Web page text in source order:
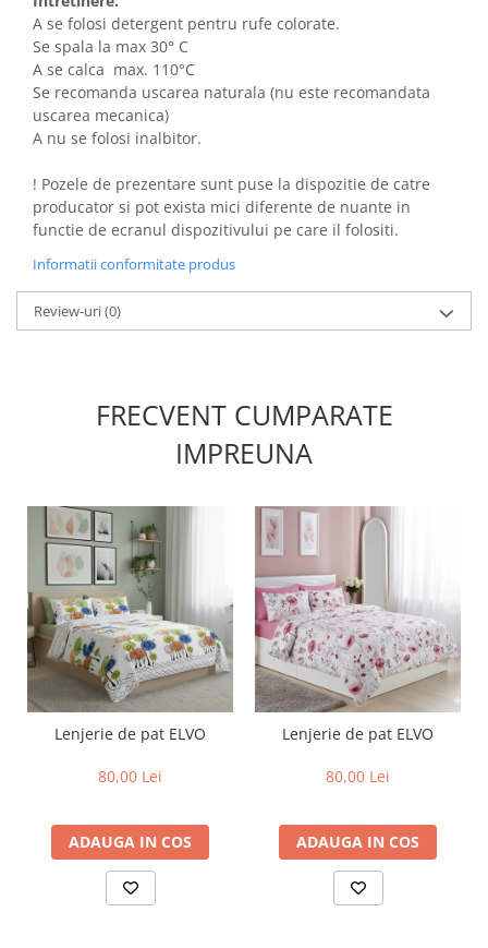
A se folosi detergent pentru rufe colorate.
Se spala la max 30° C
A se calca max. 110°C
Se recomanda uscarea naturala (nu este recomandata
uscarea mecanica)
A nu se folosi inalbitor.
! Pozele de prezentare sunt puse la dispozitie de catre
producator si pot exista mici diferente de nuante in
functie de ecranul dispozitivului pe care il folositi.
Informatii conformitate produs
Review-uri(0)
FRECVENT CUMPARATE
IMPREUNA
Lenjerie de pat ELVO
80,00 Lei
ADAUGA IN COS
Lenjerie de pat ELVO
80,00 Lei
ADAUGA IN COS